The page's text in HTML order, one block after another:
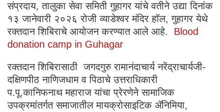
संप्रदाय, तालुका सेवा समिती गुहागर यांचे वतीने उद्या दिनांक
१३ जानेवारी २०२६ रोजी व्याडेश्वर मंदिर हॉल, गुहागर येथे
रक्तदान शिबिराचे आयोजन करण्यात आले आहे. Blood
donation camp in Guhagar
रक्तदान शिबिरासाठी जगदगुरु रामानंदाचार्य नरेंद्राचार्यजी-
दक्षिणपीठ नाणिजधाम व पिठाचे उत्तराधिकारी
प.पू.कानिफनाथ महाराज यांचा प्रेरणेने सामाजिक
उपक्रमांतर्गत समाजातील मायक्रोसाइटिक ॲनिमिया,